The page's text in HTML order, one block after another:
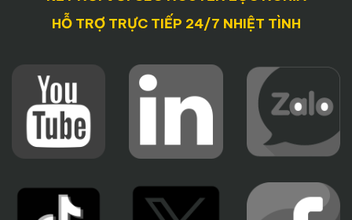
HỖ TRỢ TRỰC TIẾP 24/7 NHIỆT TÌNH